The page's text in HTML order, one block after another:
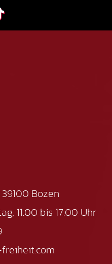
Bozen
11.00 bis 17.00 Uhr